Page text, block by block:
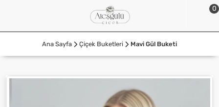
0
Ana Sayfa Çiçek Buketleri Mavi Gül Buketi